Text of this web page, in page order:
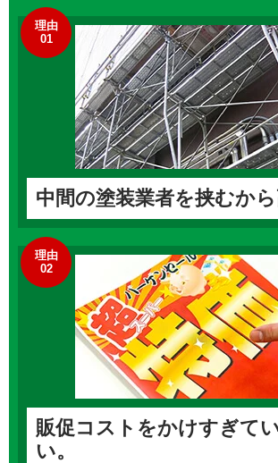
理由
01
中間の塗装業者を挟むから
理由
02
販促コストをかけすぎて
い。